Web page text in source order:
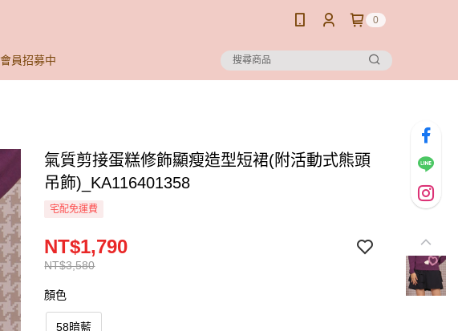
0
會員招募中
氣質剪接蛋糕修飾顯瘦造型短裙(附活動式熊頭
吊飾)_KA116401358
宅配免運費
NT$3,580
NT$1,790
顏色
58暗藍